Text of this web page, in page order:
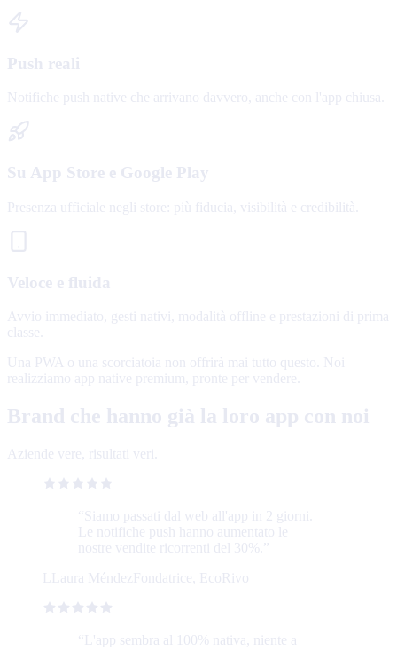
Push reali
Notifiche push native che arrivano davvero, anche con l'app chiusa.
Su App Store e Google Play
Presenza ufficiale negli store: più fiducia, visibilità e credibilità.
Veloce e fluida
Avvio immediato, gesti nativi, modalità offline e prestazioni di prima
classe.
Una PWA o una scorciatoia non offrirà mai tutto questo. Noi
realizziamo app native premium, pronte per vendere.
Brand che hanno già la loro app con noi
Aziende vere, risultati veri.
“ Siamo passati dal web all'app in 2 giorni.
Le notifiche push hanno aumentato le
nostre vendite ricorrenti del 30%.
”
L Laura MéndezFondatrice, EcoRivo
“ L'app sembra al 100% nativa, niente a